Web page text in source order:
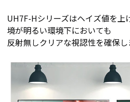
UH7F-Hシリーズはヘイズ値を上
境が明るい環境下においても
反射無しクリアな視認性を確保し